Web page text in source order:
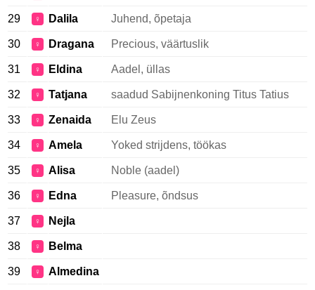
29 ♀ Dalila Juhend, õpetaja
30 ♀ Dragana Precious, väärtuslik
31 ♀ Eldina Aadel, üllas
32 ♀ Tatjana saadud Sabijnenkoning Titus Tatius
33 ♀ Zenaida Elu Zeus
34 ♀ Amela Yoked strijdens, töökas
35 ♀ Alisa Noble (aadel)
36 ♀ Edna Pleasure, õndsus
37 ♀ Nejla
38 ♀ Belma
39 ♀ Almedina